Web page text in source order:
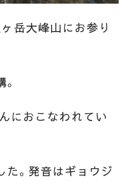
岳大峰山にお参り
におこなわれてい
た。発音はギョウジ